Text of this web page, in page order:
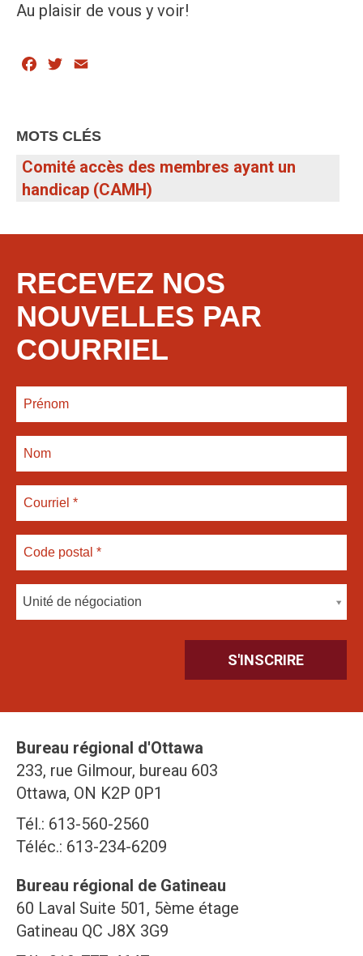
Au plaisir de vous y voir!
Facebook
Twitter
MOTS CLÉS
Comité accès des membres ayant un
handicap (CAMH)
RECEVEZ NOS
NOUVELLES PAR
COURRIEL
Unité de négociation
Bureau régional d'Ottawa
233, rue Gilmour, bureau 603
Ottawa, ON K2P 0P1
Tél.: 613-560-2560
Téléc.: 613-234-6209
Bureau régional de Gatineau
60 Laval Suite 501, 5ème étage
Gatineau QC J8X 3G9